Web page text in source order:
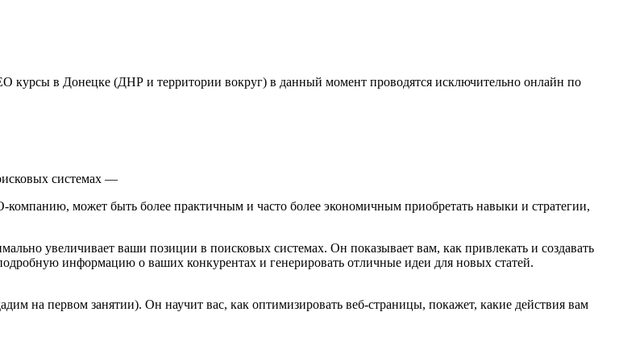
курсы в Донецке (ДНР и территории вокруг) в данный момент проводятся исключительно онлайн по
системах —
может быть более практичным и часто более экономичным приобретать навыки и стратегии,
увеличивает ваши позиции в поисковых системах. Он показывает вам, как привлекать и создавать
информацию о ваших конкурентах и ​​генерировать отличные идеи для новых статей.
на первом занятии). Он научит вас, как оптимизировать веб-страницы, покажет, какие действия вам